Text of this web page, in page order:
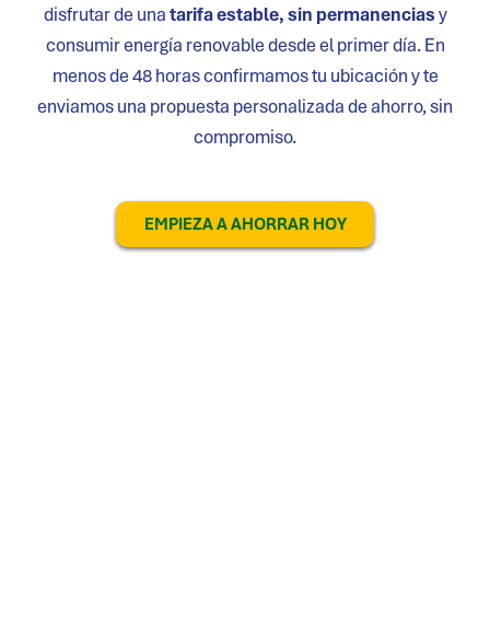
disfrutar de unatarifa estable, sin permanenciasy
consumir energía renovable desde el primer día. En
menos de 48 horas confirmamos tu ubicación y te
enviamos una propuesta personalizada de ahorro, sin
compromiso.
EMPIEZA A AHORRAR HOY